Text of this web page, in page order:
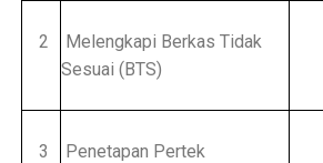
2
Melengkapi Berkas Tidak
Sesuai (BTS)
3
Penetapan Pertek